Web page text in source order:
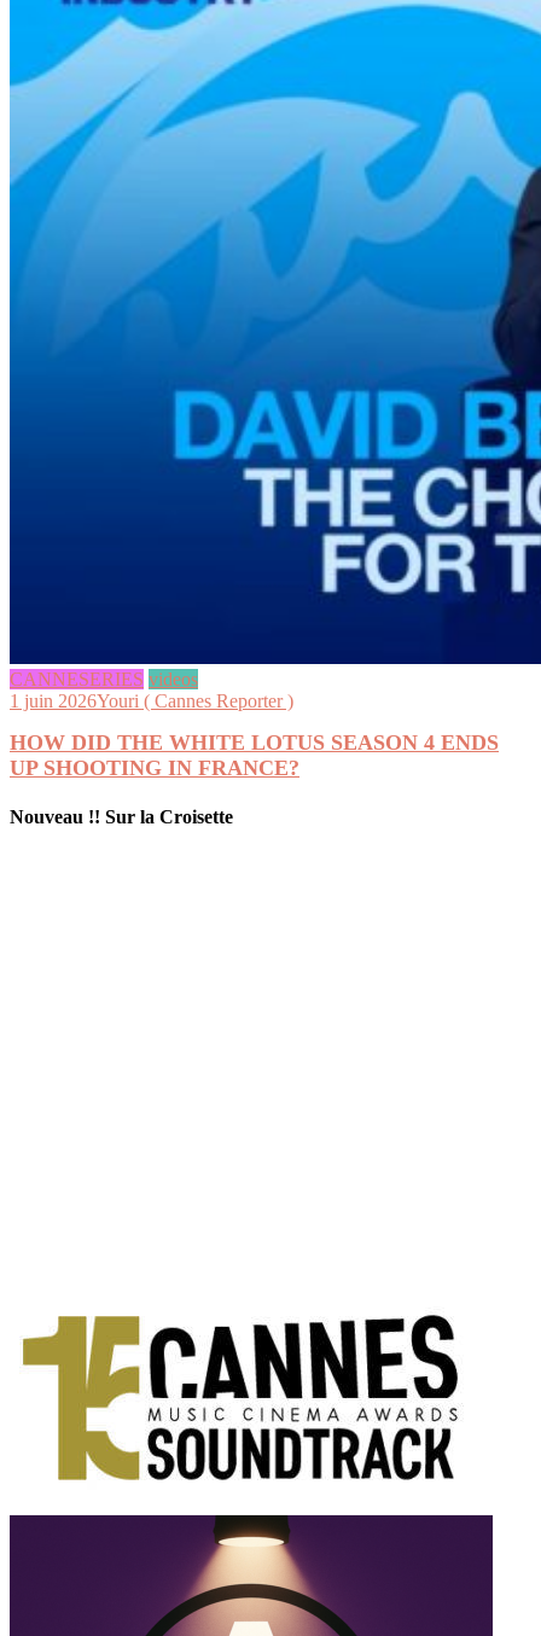
CANNESERIES videos
1 juin 2026Youri ( Cannes Reporter )
HOW DID THE WHITE LOTUS SEASON 4 ENDS
UP SHOOTING IN FRANCE?
Nouveau !! Sur la Croisette